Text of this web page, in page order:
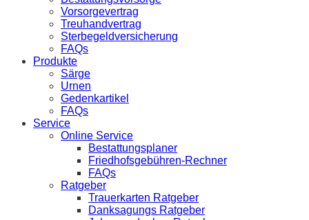
Vorsorgevertrag
Treuhandvertrag
Sterbegeldversicherung
FAQs
Produkte
Särge
Urnen
Gedenkartikel
FAQs
Service
Online Service
Bestattungsplaner
Friedhofsgebühren-Rechner
FAQs
Ratgeber
Trauerkarten Ratgeber
Danksagungs Ratgeber